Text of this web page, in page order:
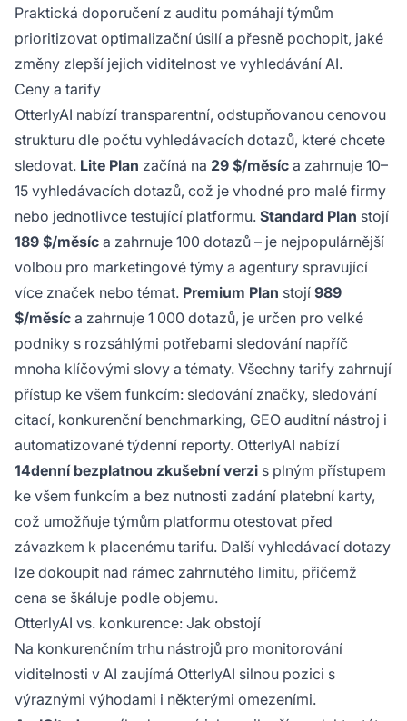
Praktická doporučení z auditu pomáhají týmům
prioritizovat optimalizační úsilí a přesně pochopit, jaké
změny zlepší jejich viditelnost ve vyhledávání AI.
Ceny a tarify
OtterlyAI nabízí transparentní, odstupňovanou cenovou
strukturu dle počtu vyhledávacích dotazů, které chcete
sledovat. Lite Plan začíná na 29 $/měsíc a zahrnuje 10–
15 vyhledávacích dotazů, což je vhodné pro malé firmy
nebo jednotlivce testující platformu. Standard Plan stojí
189 $/měsíc a zahrnuje 100 dotazů – je nejpopulárnější
volbou pro marketingové týmy a agentury spravující
více značek nebo témat. Premium Plan stojí 989
$/měsíc a zahrnuje 1 000 dotazů, je určen pro velké
podniky s rozsáhlými potřebami sledování napříč
mnoha klíčovými slovy a tématy. Všechny tarify zahrnují
přístup ke všem funkcím: sledování značky, sledování
citací, konkurenční benchmarking, GEO auditní nástroj i
automatizované týdenní reporty. OtterlyAI nabízí
14denní bezplatnou zkušební verzi s plným přístupem
ke všem funkcím a bez nutnosti zadání platební karty,
což umožňuje týmům platformu otestovat před
závazkem k placenému tarifu. Další vyhledávací dotazy
lze dokoupit nad rámec zahrnutého limitu, přičemž
cena se škáluje podle objemu.
OtterlyAI vs. konkurence: Jak obstojí
Na konkurenčním trhu nástrojů pro monitorování
viditelnosti v AI zaujímá OtterlyAI silnou pozici s
výraznými výhodami i některými omezeními.